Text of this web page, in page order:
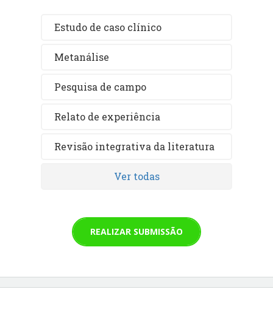
Estudo de caso clínico
Metanálise
Pesquisa de campo
Relato de experiência
Revisão integrativa da literatura
Ver todas
REALIZAR SUBMISSÃO